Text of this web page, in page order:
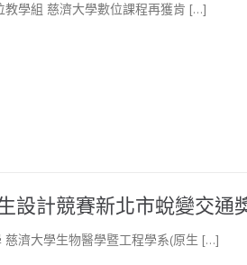
教學組 慈濟大學數位課程再獲肯 […]
設計競賽新北市蛻變交通
濟大學生物醫學暨工程學系(原生 […]